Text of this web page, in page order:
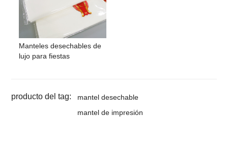
Manteles desechables de
lujo para fiestas
producto del tag:
mantel desechable
mantel de impresión